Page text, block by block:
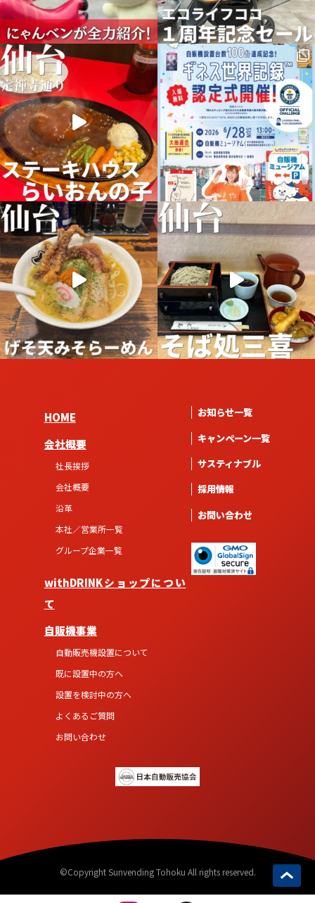
HOME
会社概要
社長挨拶
会社概要
沿革
本社／営業所一覧
グループ企業一覧
withDRINKショップについ
て
自販機事業
自動販売機設置について
既に設置中の方へ
設置を検討中の方へ
よくあるご質問
お問い合わせ
お知らせ一覧
キャンペーン一覧
サスティナブル
採用情報
お問い合わせ
©Copyright Sunvending Tohoku All rights reserved.